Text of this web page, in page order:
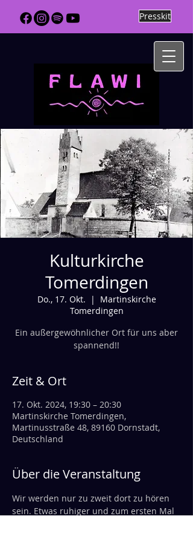
Presskit
Kulturkirche
Tomerdingen
Do., 17. Okt.
  |
Martinskirche
Tomerdingen
Ein außergewöhnlicher Ort für uns aber
spannend!!
Zeit & Ort
17. Okt. 2024, 19:30 – 20:30
Martinskirche Tomerdingen,
Martinusstraße 48, 89160 Dornstadt,
Deutschland
Über die Veranstaltung
Wir werden nur zu zweit dort zu hören
sein. Etwas ruhiger und zum ersten Mal